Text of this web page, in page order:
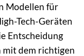
Modellen für
Tech-Geräten
Entscheidung
mit dem richtigen